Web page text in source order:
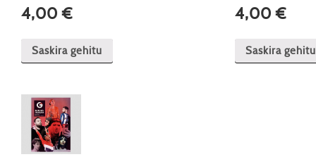
4,00€
Saskira gehitu
4,00€
Saskira gehitu